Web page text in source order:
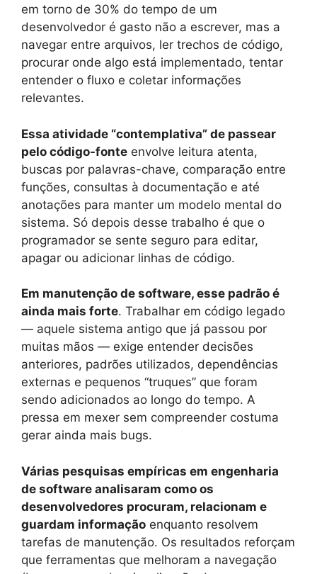
em torno de 30% do tempo de um
desenvolvedor é gasto não a escrever, mas a
navegar entre arquivos, ler trechos de código,
procurar onde algo está implementado, tentar
entender o fluxo e coletar informações
relevantes.
Essa atividade “contemplativa” de passear
pelo código-fonte envolve leitura atenta,
buscas por palavras-chave, comparação entre
funções, consultas à documentação e até
anotações para manter um modelo mental do
sistema. Só depois desse trabalho é que o
programador se sente seguro para editar,
apagar ou adicionar linhas de código.
Em manutenção de software, esse padrão é
ainda mais forte. Trabalhar em código legado
— aquele sistema antigo que já passou por
muitas mãos — exige entender decisões
anteriores, padrões utilizados, dependências
externas e pequenos “truques” que foram
sendo adicionados ao longo do tempo. A
pressa em mexer sem compreender costuma
gerar ainda mais bugs.
Várias pesquisas empíricas em engenharia
de software analisaram como os
desenvolvedores procuram, relacionam e
guardam informação enquanto resolvem
tarefas de manutenção. Os resultados reforçam
que ferramentas que melhoram a navegação